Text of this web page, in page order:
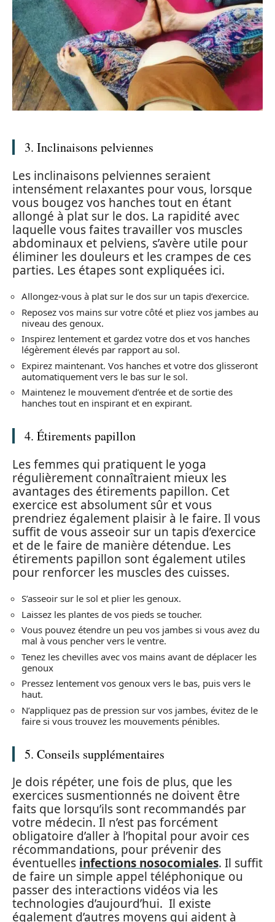
3. Inclinaisons pelviennes
Les inclinaisons pelviennes seraient
intensément relaxantes pour vous, lorsque
vous bougez vos hanches tout en étant
allongé à plat sur le dos. La rapidité avec
laquelle vous faites travailler vos muscles
abdominaux et pelviens, s’avère utile pour
éliminer les douleurs et les crampes de ces
parties. Les étapes sont expliquées ici.
Allongez-vous à plat sur le dos sur un tapis d’exercice.
Reposez vos mains sur votre côté et pliez vos jambes au
niveau des genoux.
Inspirez lentement et gardez votre dos et vos hanches
légèrement élevés par rapport au sol.
Expirez maintenant. Vos hanches et votre dos glisseront
automatiquement vers le bas sur le sol.
Maintenez le mouvement d’entrée et de sortie des
hanches tout en inspirant et en expirant.
4. Étirements papillon
Les femmes qui pratiquent le yoga
régulièrement connaîtraient mieux les
avantages des étirements papillon. Cet
exercice est absolument sûr et vous
prendriez également plaisir à le faire. Il vous
suffit de vous asseoir sur un tapis d’exercice
et de le faire de manière détendue. Les
étirements papillon sont également utiles
pour renforcer les muscles des cuisses.
S’asseoir sur le sol et plier les genoux.
Laissez les plantes de vos pieds se toucher.
Vous pouvez étendre un peu vos jambes si vous avez du
mal à vous pencher vers le ventre.
Tenez les chevilles avec vos mains avant de déplacer les
genoux
Pressez lentement vos genoux vers le bas, puis vers le
haut.
N’appliquez pas de pression sur vos jambes, évitez de le
faire si vous trouvez les mouvements pénibles.
5. Conseils supplémentaires
Je dois répéter, une fois de plus, que les
exercices susmentionnés ne doivent être
faits que lorsqu’ils sont recommandés par
votre médecin. Il n’est pas forcément
obligatoire d’aller à l’hopital pour avoir ces
récommandations, pour prévenir des
éventuelles infections nosocomiales. Il suffit
de faire un simple appel téléphonique ou
passer des interactions vidéos via les
technologies d’aujourd’hui. Il existe
également d’autres moyens qui aident à